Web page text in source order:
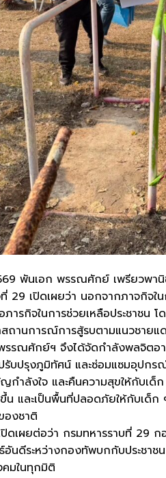
พันเอก พรรณศักย์ เพรียวพานิ
ที่ 29 เปิดเผยว่า นอกจากภาจกิจ
รกิจในการช่วยเหลือประชาชน โ
ถานการณ์การสู้รบตามแนวชาย
รรณศักย์ฯ จึงได้จัดกำลังพลจิตอ
รับปรุงภูมิทัศน์ และซ่อมแซมอุปกร
กำลังใจ และคืนความสุขให้กับเ
และเป็นพื้นที่ปลอดภัยให้กับเด็ก
องชาติ
เผยต่อว่า กรมทหารราบที่ 29
อันดีระหว่างกองทัพบกกับประชา
มในทุกมิติ